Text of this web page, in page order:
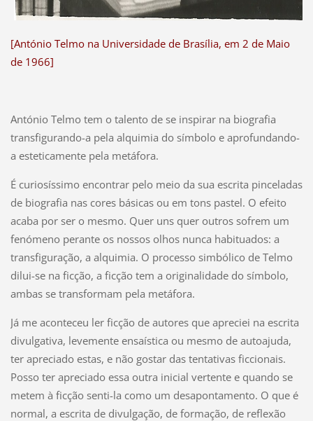
[António Telmo na Universidade de Brasília, em 2 de Maio
de 1966]
António Telmo tem o talento de se inspirar na biografia
transfigurando-a pela alquimia do símbolo e aprofundando-
a esteticamente pela metáfora.
É curiosíssimo encontrar pelo meio da sua escrita pinceladas
de biografia nas cores básicas ou em tons pastel. O efeito
acaba por ser o mesmo. Quer uns quer outros sofrem um
fenómeno perante os nossos olhos nunca habituados: a
transfiguração, a alquimia. O processo simbólico de Telmo
dilui-se na ficção, a ficção tem a originalidade do símbolo,
ambas se transformam pela metáfora.
Já me aconteceu ler ficção de autores que apreciei na escrita
divulgativa, levemente ensaística ou mesmo de autoajuda,
ter apreciado estas, e não gostar das tentativas ficcionais.
Posso ter apreciado essa outra inicial vertente e quando se
metem à ficção senti-la como um desapontamento. O que é
normal, a escrita de divulgação, de formação, de reflexão